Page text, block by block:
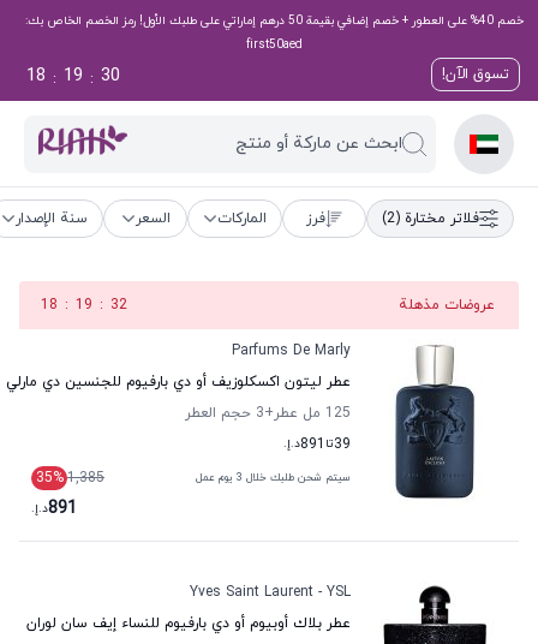
خصم 40% على العطور + خصم إضافي بقيمة 50 درهم إماراتي على طلبك الأول! رمز الخصم الخاص بك:
first50aed
تسوق الآن! 29
:
19
:
18
ابحث عن ماركة أو منتج
فلاتر مختارة (2) فرز الماركات السعر سنة الإصدار
عروضات مذهلة 31
:
19
:
18
Parfums De Marly
عطر ليتون اكسكلوزيف أو دي بارفيوم للجنسين دي مارلي
125 مل عطر
+3
حجم العطر
39تا 891د.إ.
سيتم شحن طلبك خلال 3 يوم عمل 1,385
35%
891د.إ.
Yves Saint Laurent - YSL
عطر بلاك أوبيوم أو دي بارفيوم للنساء إيف سان لوران